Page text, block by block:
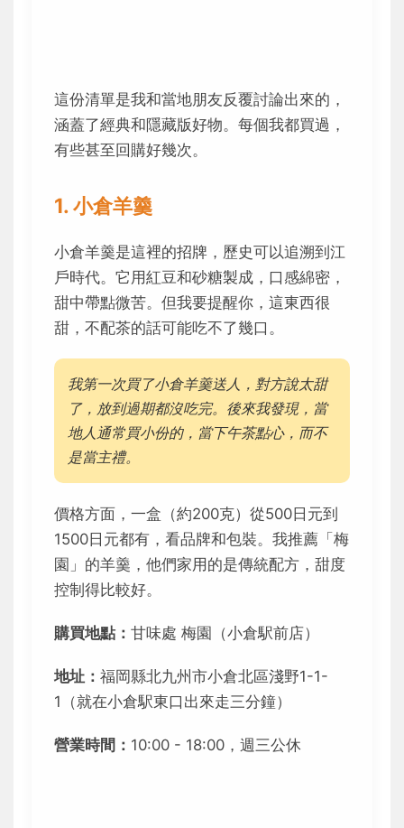
這份清單是我和當地朋友反覆討論出來的，
涵蓋了經典和隱藏版好物。每個我都買過，
有些甚至回購好幾次。
1. 小倉羊羹
小倉羊羹是這裡的招牌，歷史可以追溯到江
戶時代。它用紅豆和砂糖製成，口感綿密，
甜中帶點微苦。但我要提醒你，這東西很
甜，不配茶的話可能吃不了幾口。
我第一次買了小倉羊羹送人，對方說太甜
了，放到過期都沒吃完。後來我發現，當
地人通常買小份的，當下午茶點心，而不
是當主禮。
價格方面，一盒（約200克）從500日元到
1500日元都有，看品牌和包裝。我推薦「梅
園」的羊羹，他們家用的是傳統配方，甜度
控制得比較好。
購買地點： 甘味處 梅園（小倉駅前店）
地址： 福岡縣北九州市小倉北區淺野1-1-
1（就在小倉駅東口出來走三分鐘）
營業時間： 10:00 - 18:00，週三公休